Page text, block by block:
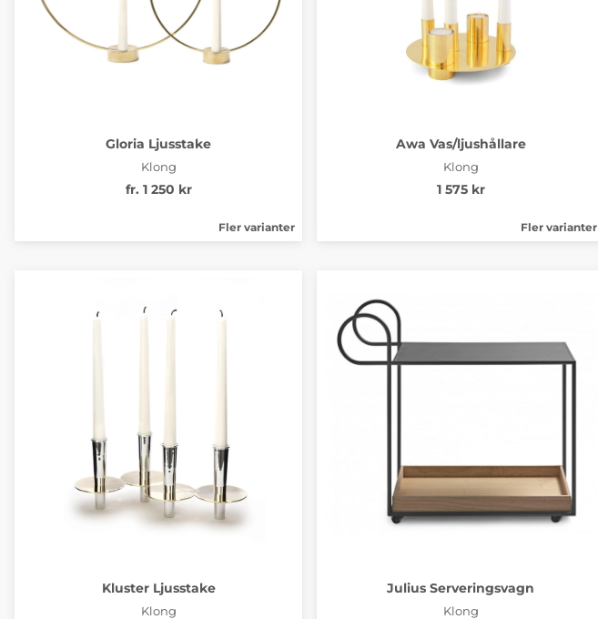
Gloria Ljusstake
Klong
fr. 1 250 kr
Fler varianter
Awa Vas/ljushållare
Klong
1 575 kr
Fler varianter
Kluster Ljusstake
Klong
Julius Serveringsvagn
Klong